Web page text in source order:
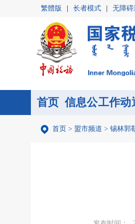
繁體版 长者模式 无障碍
首页 信息公
开
工作动
态
首页
首页 > 盟市频道 > 锡林郭